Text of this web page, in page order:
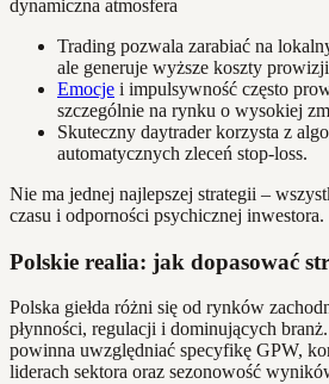
Trading pozwala zarabiać na
ale generuje wyższe koszty
Emocje i impulsywność często
szczególnie na rynku o wysokiej
Skuteczny daytrader korzysta z
automatycznych zleceń stop-loss.
Nie ma jednej najlepszej strategii –
czasu i odporności psychicznej inwestora.
Polskie realia: jak dopasować
Polska giełda różni się od rynków
płynności, regulacji i dominujących
powinna uwzględniać specyfikę GPW,
liderach sektora oraz sezonowość